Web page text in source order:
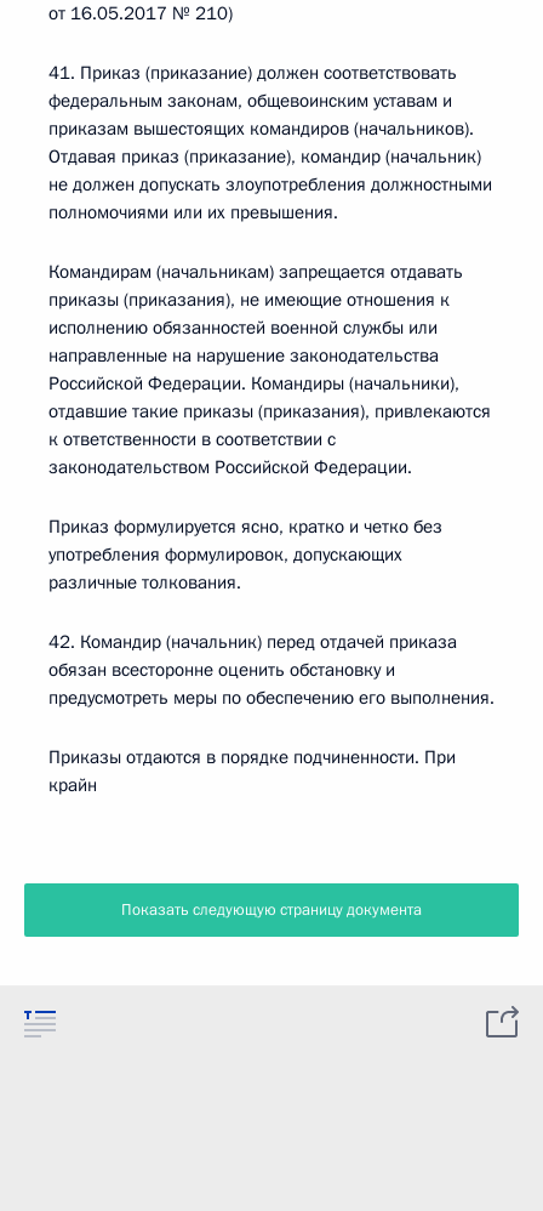
от 16.05.2017 № 210)
41. Приказ (приказание) должен соответствовать
федеральным законам, общевоинским уставам и
приказам вышестоящих командиров (начальников).
Отдавая приказ (приказание), командир (начальник)
не должен допускать злоупотребления должностными
полномочиями или их превышения.
Командирам (начальникам) запрещается отдавать
приказы (приказания), не имеющие отношения к
исполнению обязанностей военной службы или
направленные на нарушение законодательства
Российской Федерации. Командиры (начальники),
отдавшие такие приказы (приказания), привлекаются
к ответственности в соответствии с
законодательством Российской Федерации.
Приказ формулируется ясно, кратко и четко без
употребления формулировок, допускающих
различные толкования.
42. Командир (начальник) перед отдачей приказа
обязан всесторонне оценить обстановку и
предусмотреть меры по обеспечению его выполнения.
Приказы отдаются в порядке подчиненности. При
крайн
Показать следующую страницу документа